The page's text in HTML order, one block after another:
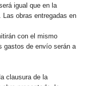
igual que en la
obras entregadas en
con el mismo
gastos de envío serán a
clausura de la